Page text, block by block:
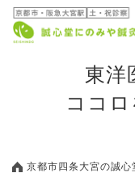
東洋
ココ
京都市四条大宮の誠